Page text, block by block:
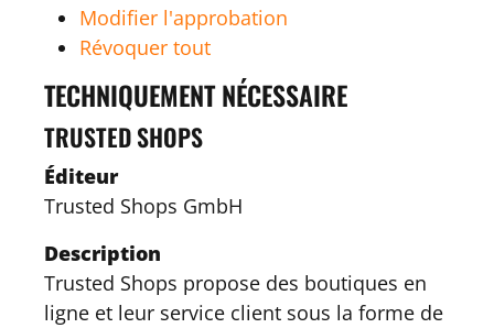
Modifier l'approbation
Révoquer tout
TECHNIQUEMENT NÉCESSAIRE
TRUSTED SHOPS
Éditeur
Trusted Shops GmbH
Description
Trusted Shops propose des boutiques en
ligne et leur service client sous la forme de